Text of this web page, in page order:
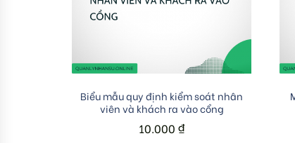
Add to cart
Biểu mẫu quy định kiểm soát nhân
viên và khách ra vào cổng
10.000 ₫